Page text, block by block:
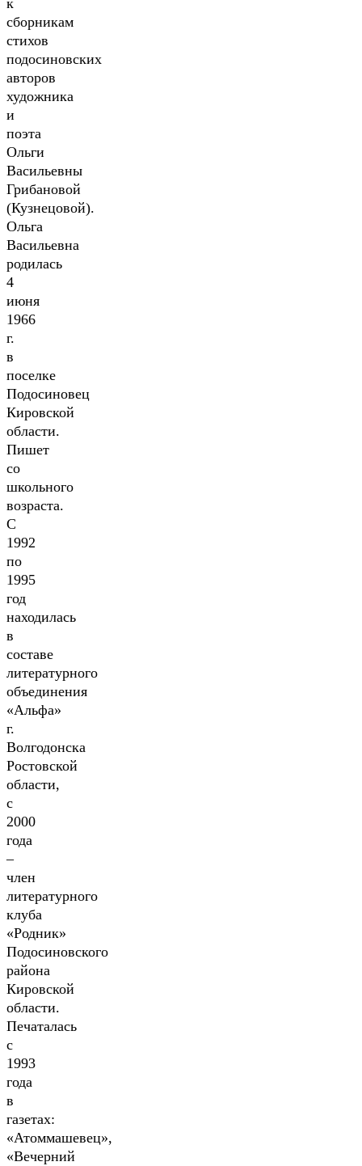
к
сборникам
стихов
подосиновских
авторов
художника
и
поэта
Ольги
Васильевны
Грибановой
(Кузнецовой).
Ольга
Васильевна
родилась
4
июня
1966
г.
в
поселке
Подосиновец
Кировской
области.
Пишет
со
школьного
возраста.
С
1992
по
1995
год
находилась
в
составе
литературного
объединения
«Альфа»
г.
Волгодонска
Ростовской
области,
с
2000
года
–
член
литературного
клуба
«Родник»
Подосиновского
района
Кировской
области.
Печаталась
с
1993
года
в
газетах:
«Атоммашевец»,
«Вечерний